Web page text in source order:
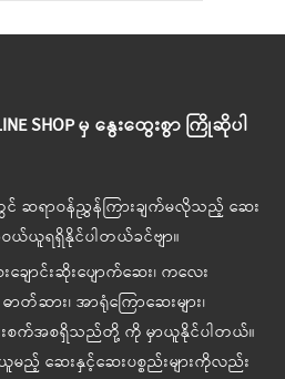
SHOP မှ နွေးထွေးစွာ ကြိုဆိုပါ
တွင် ဆရာဝန်ညွှန်ကြားချက်မလိုသည့် ဆေး
ဝယ်ယူရရှိနိုင်ပါတယ်ခင်ဗျာ။
ျောင်းဆိုးပျောက်ဆေး၊ ကလေး
ာတ်ဆား၊ အာရုံကြောဆေးများ၊
င်းစက်အစရှိသည်တို့ ကို မှာယူနိုင်ပါတယ်။
ည့် ဆေးနှင့်ဆေးပစ္စည်းများကိုလည်း